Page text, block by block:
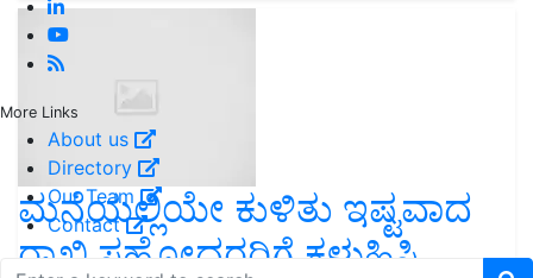
More Links
About us
Directory
Our Team
Contact
ಮನೆಯಲ್ಲಿಯೇ ಕುಳಿತು ಇಷ್ಟವಾದ
ರಾಖಿ ಸಹೋದರರಿಗೆ ಕಳುಹಿಸಿ